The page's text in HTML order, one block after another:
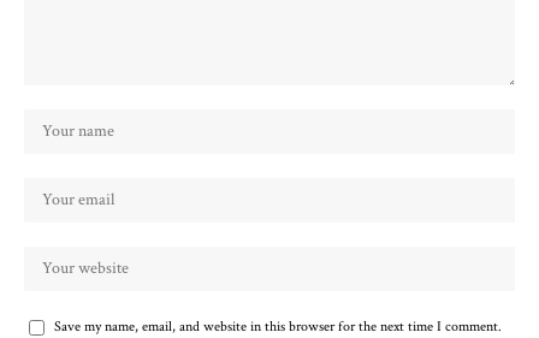
Save my name, email, and website in this browser for the next time I comment.